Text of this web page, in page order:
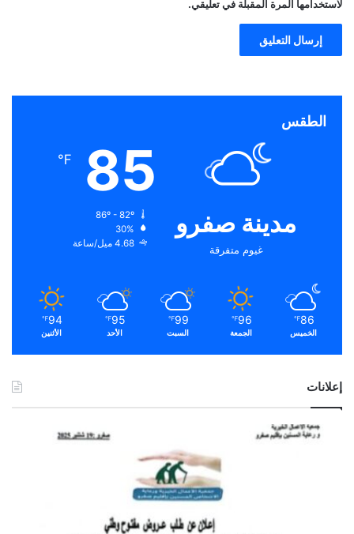
لاستخدامها المرة المقبلة في تعليقي.
الطقس
مدينة صفرو
غيوم متفرقة
85
℉
30%
4.68 ميل/ساعة
86
℉
الخميس
96
℉
الجمعة
99
℉
السبت
95
℉
الأحد
94
℉
الأثنين
إعلانات